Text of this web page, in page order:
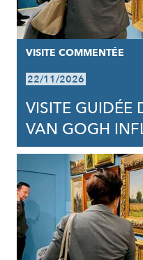
VISITE COMMENTÉE
22/11/2026
VISITE GUIDÉE
VAN GOGH